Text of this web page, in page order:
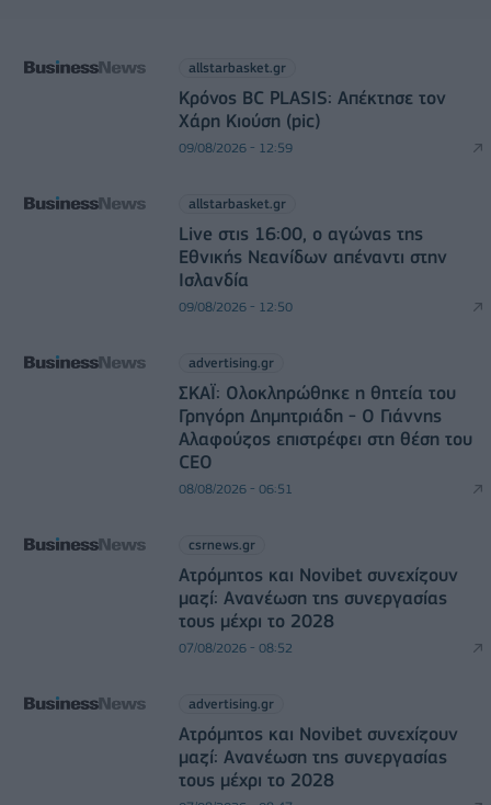
allstarbasket.gr
Κρόνος BC PLASIS: Απέκτησε τον
Χάρη Κιούση (pic)
09/08/2026 - 12:59
allstarbasket.gr
Live στις 16:00, ο αγώνας της
Εθνικής Νεανίδων απέναντι στην
Ισλανδία
09/08/2026 - 12:50
advertising.gr
ΣΚΑΪ: Ολοκληρώθηκε η θητεία του
Γρηγόρη Δημητριάδη - Ο Γιάννης
Αλαφούζος επιστρέφει στη θέση του
CEO
08/08/2026 - 06:51
csrnews.gr
Ατρόμητος και Novibet συνεχίζουν
μαζί: Ανανέωση της συνεργασίας
τους μέχρι το 2028
07/08/2026 - 08:52
advertising.gr
Ατρόμητος και Novibet συνεχίζουν
μαζί: Ανανέωση της συνεργασίας
τους μέχρι το 2028